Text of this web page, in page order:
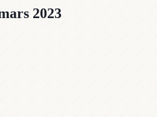
2023